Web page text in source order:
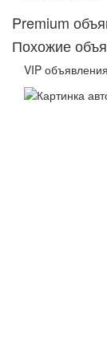
Premium
Похожие
VIP объявления